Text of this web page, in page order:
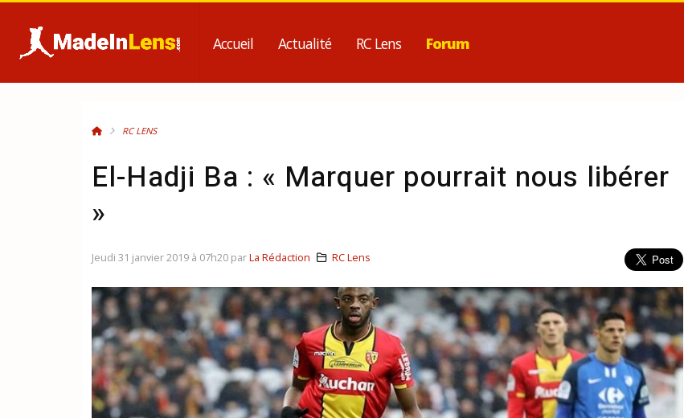
Accueil Actualité RC Lens Forum
RC LENS
El-Hadji Ba : « Marquer pourrait nous libérer
»
Jeudi 31 janvier 2019 à 07h20 parLa Rédaction RC Lens